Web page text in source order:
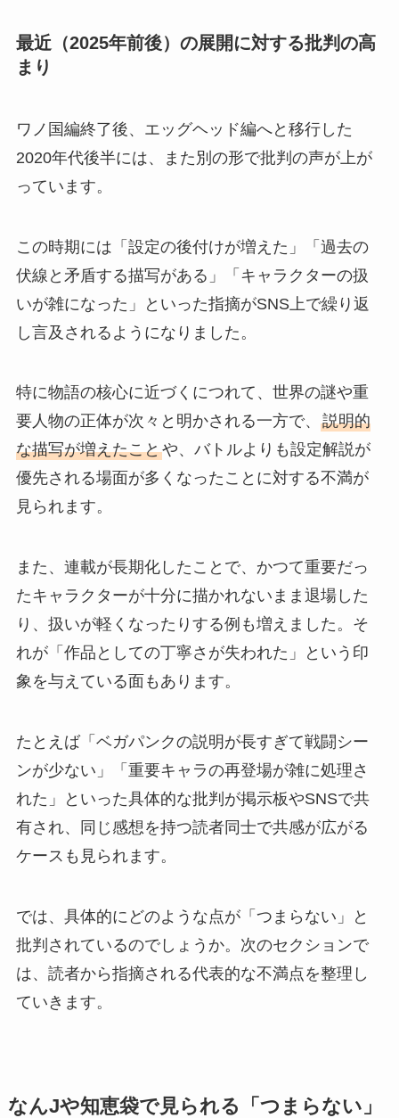
最近（2025年前後）の展開に対する批判の高
まり
ワノ国編終了後、エッグヘッド編へと移行した
2020年代後半には、また別の形で批判の声が上が
っています。
この時期には「設定の後付けが増えた」「過去の
伏線と矛盾する描写がある」「キャラクターの扱
いが雑になった」といった指摘がSNS上で繰り返
し言及されるようになりました。
特に物語の核心に近づくにつれて、世界の謎や重
要人物の正体が次々と明かされる一方で、 説明的
な描写が増えたことや、バトルよりも設定解説が
優先される場面が多くなったことに対する不満が
見られます。
また、連載が長期化したことで、かつて重要だっ
たキャラクターが十分に描かれないまま退場した
り、扱いが軽くなったりする例も増えました。そ
れが「作品としての丁寧さが失われた」という印
象を与えている面もあります。
たとえば「ベガパンクの説明が長すぎて戦闘シー
ンが少ない」「重要キャラの再登場が雑に処理さ
れた」といった具体的な批判が掲示板やSNSで共
有され、同じ感想を持つ読者同士で共感が広がる
ケースも見られます。
では、具体的にどのような点が「つまらない」と
批判されているのでしょうか。次のセクションで
は、読者から指摘される代表的な不満点を整理し
ていきます。
なんJや知恵袋で見られる「つまらない」